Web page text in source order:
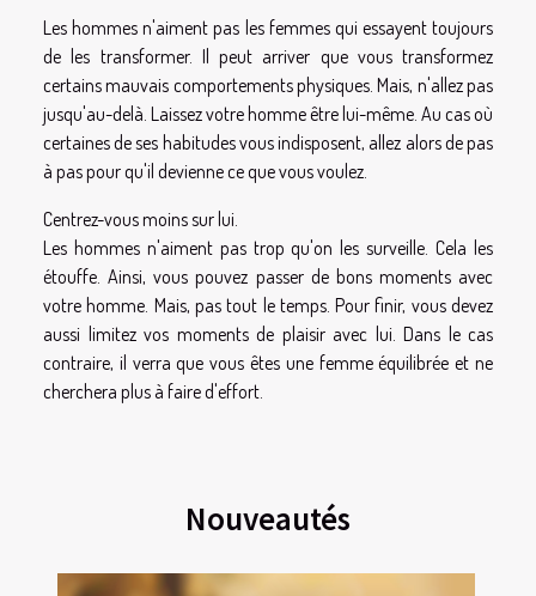
Les hommes n'aiment pas les femmes qui essayent toujours
de les transformer. Il peut arriver que vous transformez
certains mauvais comportements physiques. Mais, n'allez pas
jusqu'au-delà. Laissez votre homme être lui-même. Au cas où
certaines de ses habitudes vous indisposent, allez alors de pas
à pas pour qu'il devienne ce que vous voulez.
Centrez-vous moins sur lui.
Les hommes n'aiment pas trop qu'on les surveille. Cela les
étouffe. Ainsi, vous pouvez passer de bons moments avec
votre homme. Mais, pas tout le temps. Pour finir, vous devez
aussi limitez vos moments de plaisir avec lui. Dans le cas
contraire, il verra que vous êtes une femme équilibrée et ne
cherchera plus à faire d'effort.
Nouveautés